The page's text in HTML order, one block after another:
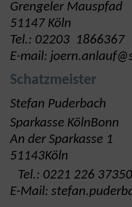
Grengeler Mauspfad
51147 Köln
Tel.: 02203 1866367
E-mail: joern.anlauf
Schatzmeister
Stefan Puderbach
Sparkasse KölnBonn
An der Sparkasse 1
51143Köln
Tel.: 0221 226 37350
E-Mail: